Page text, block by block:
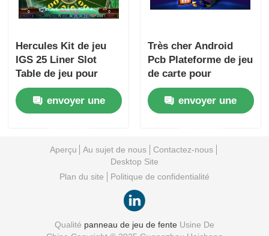
Hercules Kit de jeu
IGS 25 Liner Slot
Table de jeu pour
écran horizontal
envoyer une
Très cher Android
Pcb Plateforme de jeu
de carte pour
l'armoire d'écran
verticalenvoyer une
Aperçu Au sujet de nous
Contactez-nous
Desktop Site
Plan du site
Politique de confidentialité
Qualité panneau de jeu de fenteUsine De